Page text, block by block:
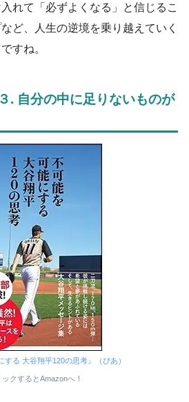
れて「必ずよくなる」と信じるこ
ど、人生の逆境を乗り越えていく
すね。
. 自分の中に足りないものが
する 大谷翔平120の思考』（ぴあ）
ックするとAmazonへ！